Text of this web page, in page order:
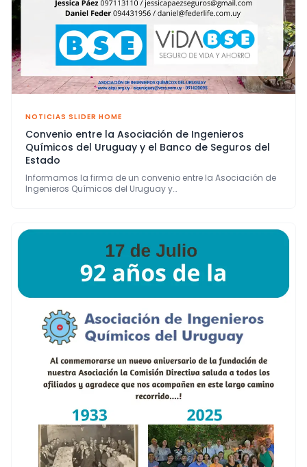
NOTICIAS SLIDER HOME
Convenio entre la Asociación de Ingenieros
Químicos del Uruguay y el Banco de Seguros del
Estado
Informamos la firma de un convenio entre la Asociación de
Ingenieros Químicos del Uruguay y…